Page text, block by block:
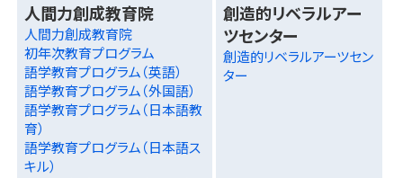
人間力創成教育院
人間力創成教育院
初年次教育プログラム
語学教育プログラム（英語）
語学教育プログラム（外国語）
語学教育プログラム（日本語教
育）
語学教育プログラム（日本語ス
キル）
創造的リベラルアー
ツセンター
創造的リベラルアーツセン
ター